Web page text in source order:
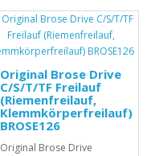
Original Brose Drive
C/S/T/TF Freilauf
(Riemenfreilauf,
Klemmkörperfreilauf)
BROSE126
Original Brose Drive